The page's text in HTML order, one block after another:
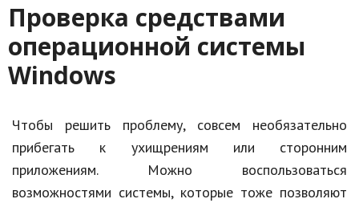
Природа
Образование
Наука и технологии
Проверка средствами
операционной системы
Windows
Чтобы решить проблему, совсем необязательно
прибегать к ухищрениям или сторонним
приложениям. Можно воспользоваться
возможностями системы, которые тоже позволяют